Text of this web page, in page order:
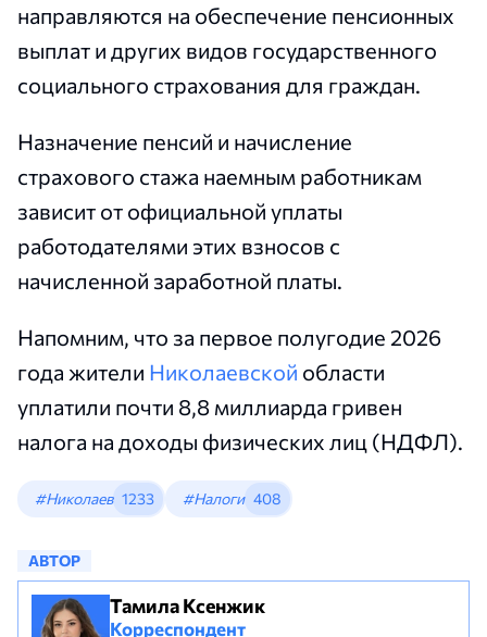
направляются на обеспечение пенсионных
выплат и других видов государственного
социального страхования для граждан.
Назначение пенсий и начисление
страхового стажа наемным работникам
зависит от официальной уплаты
работодателями этих взносов с
начисленной заработной платы.
Напомним, что за первое полугодие 2026
года жители Николаевской области
уплатили почти 8,8 миллиарда гривен
налога на доходы физических лиц (НДФЛ).
#Николаев 1233 #Налоги 408
АВТОР
Тамила Ксенжик
Корреспондент